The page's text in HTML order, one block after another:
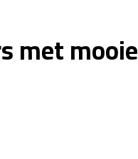
met mooie